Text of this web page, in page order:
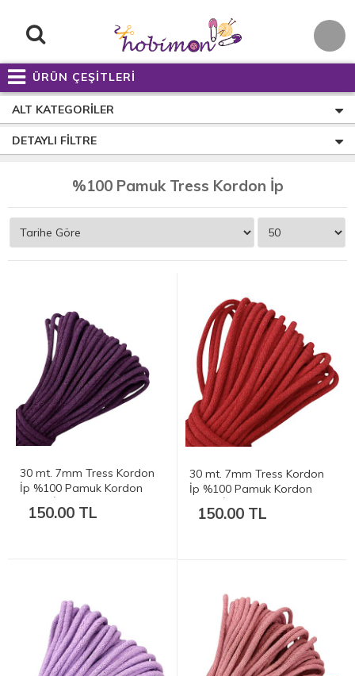
ÜRÜN ÇEŞİTLERİ
ALT KATEGORILER
DETAYLI FILTRE
%100 Pamuk Tress Kordon İp
30 mt. 7mm Tress Kordon
İp %100 Pamuk Kordon
450 gr.
150.00 TL
30 mt. 7mm Tress Kordon
İp %100 Pamuk Kordon
gr.150.00 TL